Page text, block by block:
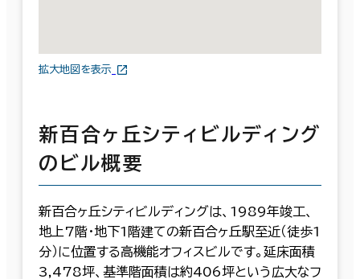
拡大地図を表示
新百合ヶ丘シティビルディング
のビル概要
新百合ヶ丘シティビルディングは、1989年竣工、
地上7階・地下1階建ての新百合ヶ丘駅至近（徒歩1
分）に位置する高機能オフィスビルです。延床面積
3,478坪、基準階面積は約406坪という広大なフ